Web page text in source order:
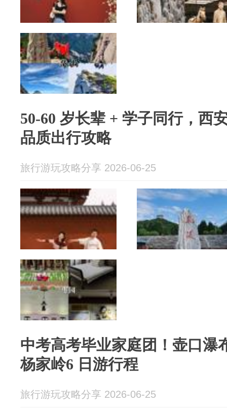
50-60 岁长辈 + 学子同行，西
品质出行攻略
旅行游玩攻略分享 2026-06-25
中考高考毕业家庭团！壶口瀑
杨家岭6 日游行程
旅行游玩攻略分享 2026-06-25